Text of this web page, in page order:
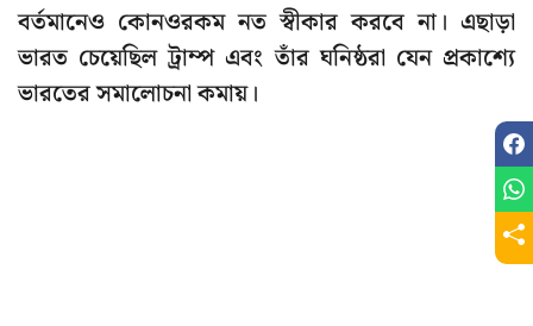
বর্তমানেও কোনওরকম নত স্বীকার করবে না। এছাড়া
ভারত চেয়েছিল ট্রাম্প এবং তাঁর ঘনিষ্ঠরা যেন প্রকাশ্যে
ভারতের সমালোচনা কমায়।